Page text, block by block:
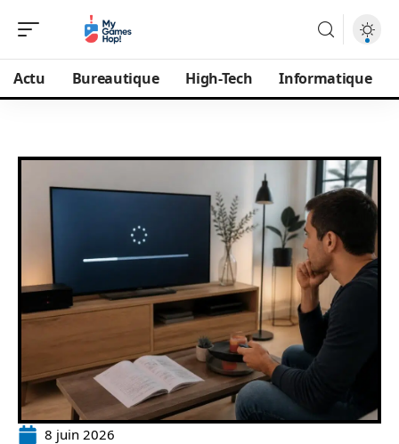
Actu Bureautique High-Tech Informatique
8 juin 2026